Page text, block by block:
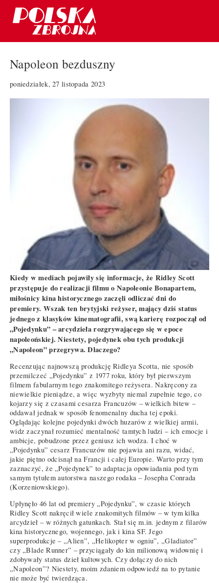
Napoleon bezduszny
poniedziałek, 27 listopada 2023
Kiedy w mediach pojawiły się informacje, że Ridley Scott
przystępuje do realizacji filmu o Napoleonie Bonapartem,
miłośnicy kina historycznego zaczęli odliczać dni do
premiery. Wszak ten brytyjski reżyser, mający dziś status
jednego z klasyków kinematografii, swą karierę rozpoczął od
„Pojedynku” – arcydzieła rozgrywającego się w epoce
napoleońskiej. Niestety, pojedynek obu tych produkcji
„Napoleon” przegrywa. Dlaczego?
Recenzując najnowszą produkcję Ridleya Scotta, nie sposób
przemilczeć „Pojedynku” z 1977 roku, który był pierwszym
filmem fabularnym tego znakomitego reżysera. Nakręcony za
niewielkie pieniądze, a więc wyzbyty niemal zupełnie tego, co
kojarzy się z czasami cesarza Francuzów – wielkich bitew –
oddawał jednak w sposób fenomenalny ducha tej epoki.
Oglądając kolejne pojedynki dwóch huzarów z wielkiej armii,
widz zaczynał rozumieć mentalność tamtych ludzi – ich emocje i
ambicje, pobudzone przez geniusz ich wodza. I choć w
„Pojedynku” cesarz Francuzów nie pojawia ani razu, widać,
jakie piętno odcisnął na Francji i całej Europie. Warto przy tym
zaznaczyć, że „Pojedynek” to adaptacja opowiadania pod tym
samym tytułem autorstwa naszego rodaka – Josepha Conrada
(Korzeniowskiego).
Upłynęło 46 lat od premiery „Pojedynku”, w czasie których
Ridley Scott nakręcił wiele znakomitych filmów – w tym kilka
arcydzieł – w różnych gatunkach. Stał się m.in. jednym z filarów
kina historycznego, wojennego, jak i kina SF. Jego
superprodukcje – „Alien”, „Helikopter w ogniu”, „Gladiator”
czy „Blade Runner” – przyciągały do kin milionową widownię i
zdobywały status dzieł kultowych. Czy dołączy do nich
„Napoleon”? Niestety, moim zdaniem odpowiedź na to pytanie
nie może być twierdząca.